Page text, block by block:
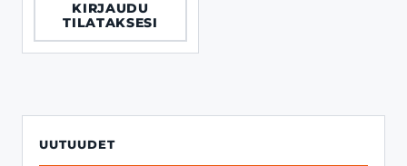
UUTUUDET
KIRJAUDU
TILATAKSESI